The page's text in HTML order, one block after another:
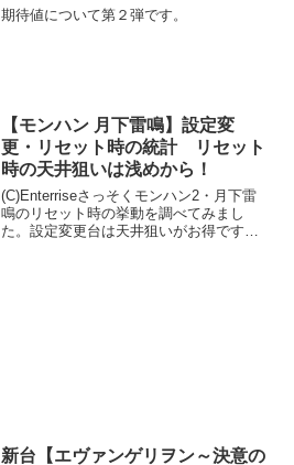
期待値について第２弾です。
【モンハン 月下雷鳴】設定変
更・リセット時の統計 リセット
時の天井狙いは浅めから！
(C)Enterriseさっそくモンハン2・月下雷
鳴のリセット時の挙動を調べてみまし
た。設定変更台は天井狙いがお得ですよ
新台【エヴァンゲリヲン～決意の